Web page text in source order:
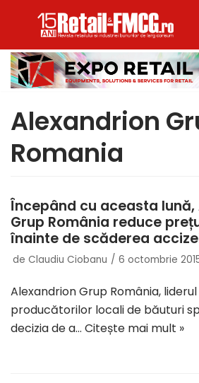
la
conținut
Alexandrion
Romania
Începând cu aceasta lună,
Grup România reduce
înainte de scăderea
de Claudiu Ciobanu 6 octombrie
Alexandrion Grup România,
producătorilor locali de băuturi
decizia de a… Citește mai mult »